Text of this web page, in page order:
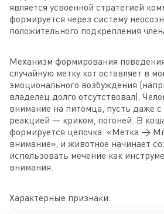
является усвоенной стратегией
формируется через систему
положительного подкрепления
Механизм формирования
случайную метку кот оставляет в
эмоционального возбуждения
владелец долго отсутствовал).
внимание на питомца, пусть даже с
реакцией — криком, погоней. В
формируется цепочка: «Метка →
внимание», и животное начинает
использовать мечение как
внимания.
Характерные признаки: